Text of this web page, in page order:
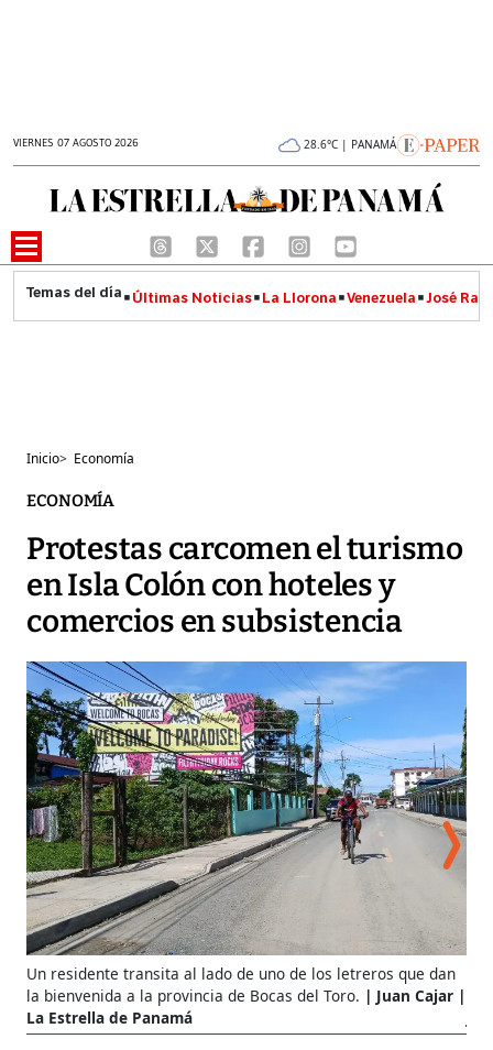
VIERNES 07 AGOSTO 2026 28.6°C | PANAMÁ
Últimas Noticias La Llorona Venezuela José
Inicio> Economía
ECONOMÍA
Protestas carcomen el turismo
en Isla Colón con hoteles y
comercios en subsistencia
Un residente transita al lado de uno de los letreros que dan
la bienvenida a la provincia de Bocas del Toro.
Juan Cajar |
La Estrella de Panamá